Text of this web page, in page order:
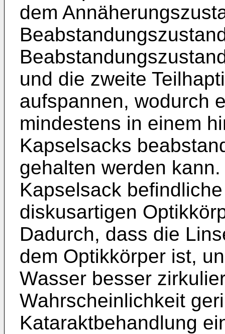
dem
und die zweite
aufspannen, wodurch
mindestens in einem
Kapselsacks
gehalten werden
Kapselsack
diskusartigen
Dadurch, dass die
dem Optikkörper ist,
Wasser besser
Wahrscheinlichkeit
Kataraktbehandlung